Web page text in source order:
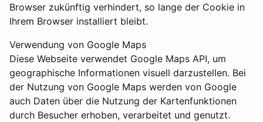
Browser zukünftig verhindert, so lange der Cookie in
Ihrem Browser installiert bleibt.
Verwendung von Google Maps
Diese Webseite verwendet Google Maps API, um
geographische Informationen visuell darzustellen. Bei
der Nutzung von Google Maps werden von Google
auch Daten über die Nutzung der Kartenfunktionen
durch Besucher erhoben, verarbeitet und genutzt.